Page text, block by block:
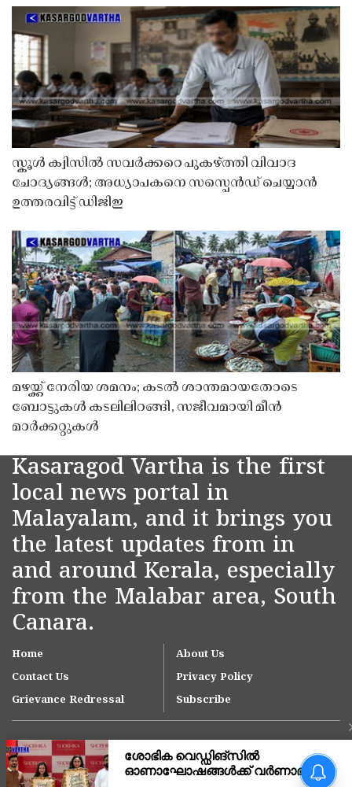
സ്കൂൾ ക്വിസിൽ സവർക്കറെ പുകഴ്ത്തി വിവാദ
ചോദ്യങ്ങൾ; അധ്യാപകനെ സസ്പെൻഡ് ചെയ്യാൻ
ഉത്തരവിട്ട് ഡിജിഇ
മഴയ്ക്ക് നേരിയ ശമനം; കടൽ ശാന്തമായതോടെ
ബോട്ടുകൾ കടലിലിറങ്ങി, സജീവമായി മീൻ
മാർക്കറ്റുകൾ
Kasaragod Vartha is the first
local news portal in
Malayalam, and it brings you
the latest updates from in
and around Kerala, especially
from the Malabar area, South
Canara.
Home
About Us
Contact Us
Privacy Policy
Grievance Redressal
Subscribe